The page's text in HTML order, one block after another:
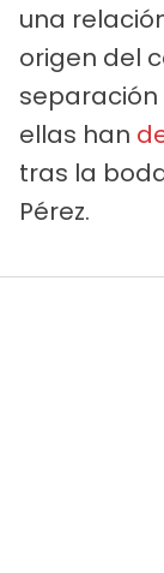
una
origen del
separación
ellas han
tras la
Pérez.